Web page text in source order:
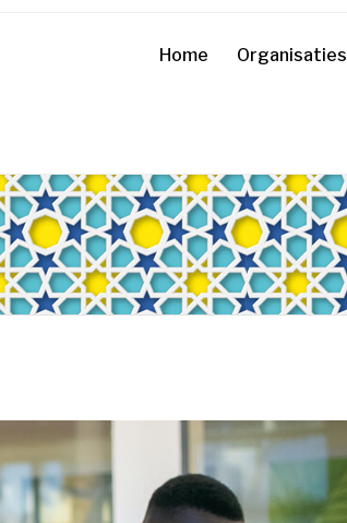
Home Organisaties